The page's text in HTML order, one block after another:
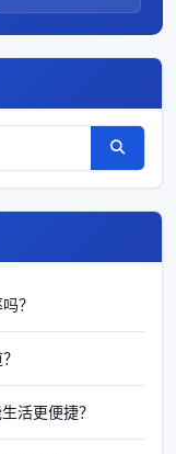
？
活更便捷？